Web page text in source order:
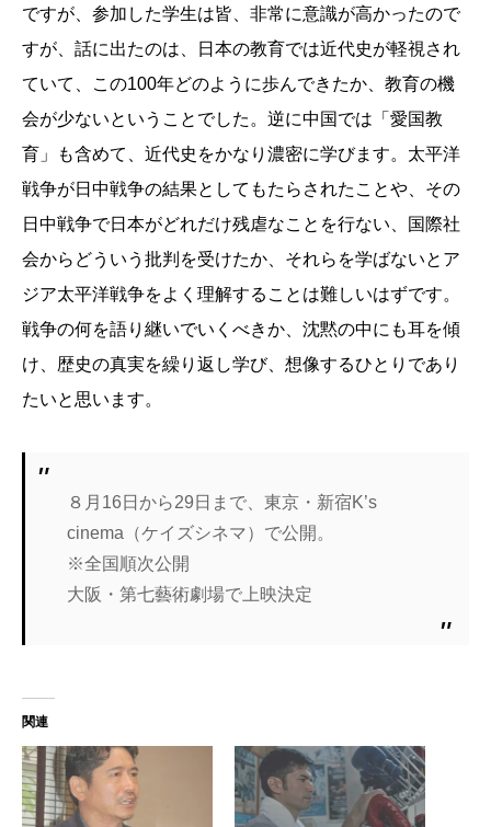
ですが、参加した学生は皆、非常に意識が高かったので
すが、話に出たのは、日本の教育では近代史が軽視され
ていて、この100年どのように歩んできたか、教育の機
会が少ないということでした。逆に中国では「愛国教
育」も含めて、近代史をかなり濃密に学びます。太平洋
戦争が日中戦争の結果としてもたらされたことや、その
日中戦争で日本がどれだけ残虐なことを行ない、国際社
会からどういう批判を受けたか、それらを学ばないとア
ジア太平洋戦争をよく理解することは難しいはずです。
戦争の何を語り継いでいくべきか、沈黙の中にも耳を傾
け、歴史の真実を繰り返し学び、想像するひとりであり
たいと思います。
８月16日から29日まで、東京・新宿K’s
cinema（ケイズシネマ）で公開。
※全国順次公開
大阪・第七藝術劇場で上映決定
関連